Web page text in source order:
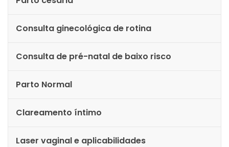
Consulta ginecológica de rotina
Consulta de pré-natal de baixo risco
Parto Normal
Clareamento íntimo
Laser vaginal e aplicabilidades